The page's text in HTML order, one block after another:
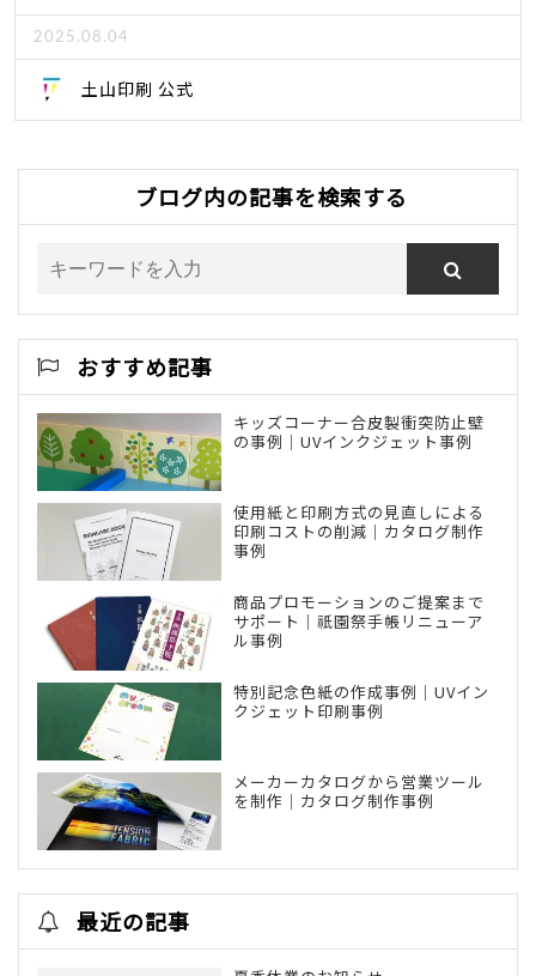
2025.08.04
土山印刷 公式
ブログ内の記事を検索する
おすすめ記事
キッズコーナー合皮製衝突防止壁
の事例｜UVインクジェット事例
使用紙と印刷方式の見直しによる
印刷コストの削減｜カタログ制作
事例
商品プロモーションのご提案まで
サポート｜祇園祭手帳リニューア
ル事例
特別記念色紙の作成事例｜UVイン
クジェット印刷事例
メーカーカタログから営業ツール
を制作｜カタログ制作事例
最近の記事